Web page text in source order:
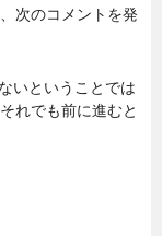
次のコメントを発
いということでは
れでも前に進むと